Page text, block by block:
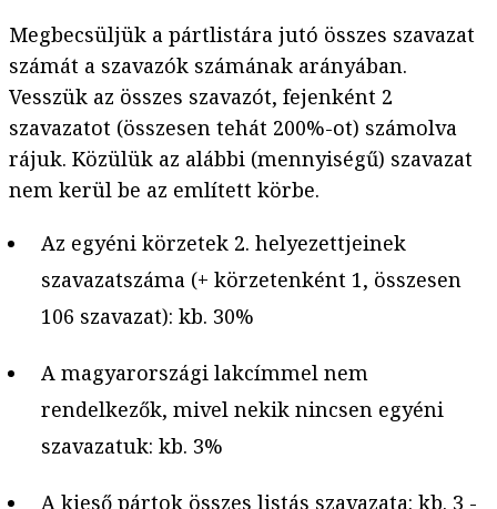
Megbecsüljük a pártlistára jutó összes szavazat
számát a szavazók számának arányában.
Vesszük az összes szavazót, fejenként 2
szavazatot (összesen tehát 200%-ot) számolva
rájuk. Közülük az alábbi (mennyiségű) szavazat
nem kerül be az említett körbe.
Az egyéni körzetek 2. helyezettjeinek
szavazatszáma (+ körzetenként 1, összesen
106 szavazat): kb. 30%
A magyarországi lakcímmel nem
rendelkezők, mivel nekik nincsen egyéni
szavazatuk: kb. 3%
A kieső pártok összes listás szavazata: kb. 3 -